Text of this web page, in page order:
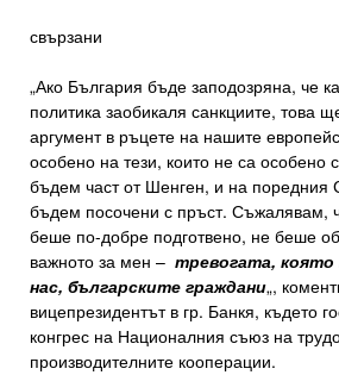
свързани
„Ако България бъде заподозряна, че
политика заобикаля санкциите, това
аргумент в ръцете на нашите
особено на тези, които не са особено
бъдем част от Шенген, и на поредния
бъдем посочени с пръст. Съжалявам,
беше по-добре подготвено, не беше
важното за мен – тревогата, която
нас, българските граждани„,
вицепрезидентът в гр. Банкя, където
конгрес на Националния съюз на
производителните кооперации.